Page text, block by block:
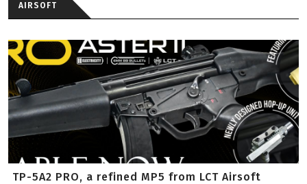
AIRSOFT
TP-5A2 PRO, a refined MP5 from LCT Airsoft